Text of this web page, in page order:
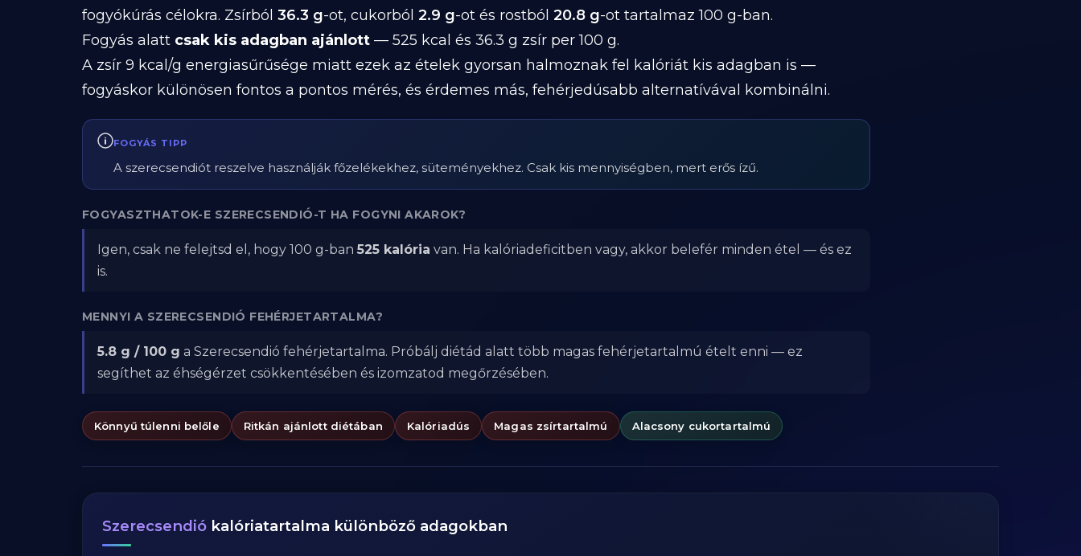
fogyókúrás célokra. Zsírból 36.3 g-ot, cukorból 2.9 g-ot és rostból 20.8 g-ot tartalmaz 100 g-ban.
Fogyás alatt csak kis adagban ajánlott — 525 kcal és 36.3 g zsír per 100 g.
A zsír 9 kcal/g energiasűrűsége miatt ezek az ételek gyorsan halmoznak fel kalóriát kis adagban is —
fogyáskor különösen fontos a pontos mérés, és érdemes más, fehérjedúsabb alternatívával kombinálni.
FOGYÁS TIPP
A szerecsendiót reszelve használják főzelékekhez, süteményekhez. Csak kis mennyiségben, mert erős ízű.
FOGYASZTHATOK-E SZERECSENDIÓ-T HA FOGYNI AKAROK?
Igen, csak ne felejtsd el, hogy 100 g-ban 525 kalória van. Ha kalóriadeficitben vagy, akkor belefér minden étel — és ez
is.
MENNYI A SZERECSENDIÓ FEHÉRJETARTALMA?
5.8 g / 100 g a Szerecsendió fehérjetartalma. Próbálj diétád alatt több magas fehérjetartalmú ételt enni — ez
segíthet az éhségérzet csökkentésében és izomzatod megőrzésében.
Könnyű túlenni belőle Ritkán ajánlott diétában Kalóriadús Magas zsírtartalmú Alacsony cukortartalmú
Szerecsendió kalóriatartalma különböző adagokban